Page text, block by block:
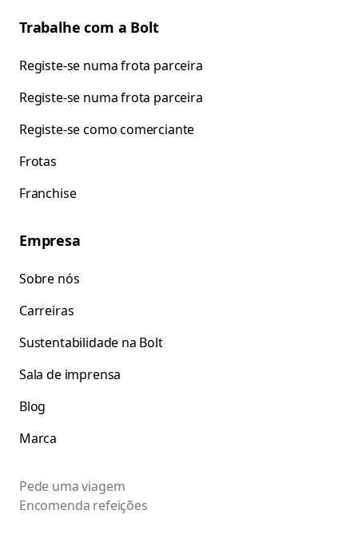
Trabalhe com a Bolt
Registe-se numa frota parceira
Registe-se numa frota parceira
Registe-se como comerciante
Frotas
Franchise
Empresa
Sobre nós
Carreiras
Sustentabilidade na Bolt
Sala de imprensa
Blog
Marca
Pede uma viagem
Encomenda refeições